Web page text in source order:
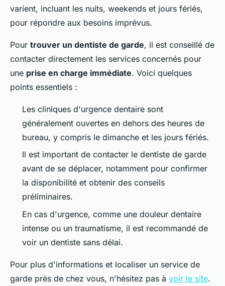
varient, incluant les nuits, weekends et jours fériés,
pour répondre aux besoins imprévus.
Pour trouver un dentiste de garde, il est conseillé de
contacter directement les services concernés pour
une prise en charge immédiate. Voici quelques
points essentiels :
Les cliniques d'urgence dentaire sont
généralement ouvertes en dehors des heures de
bureau, y compris le dimanche et les jours fériés.
Il est important de contacter le dentiste de garde
avant de se déplacer, notamment pour confirmer
la disponibilité et obtenir des conseils
préliminaires.
En cas d'urgence, comme une douleur dentaire
intense ou un traumatisme, il est recommandé de
voir un dentiste sans délai.
Pour plus d'informations et localiser un service de
garde près de chez vous, n'hésitez pas à voir le site.